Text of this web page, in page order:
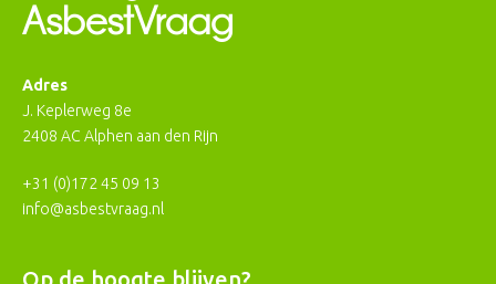
Adres
J. Keplerweg 8e
2408 AC Alphen aan den Rijn
+31 (0)172 45 09 13
info@asbestvraag.nl
Op de hoogte blijven?